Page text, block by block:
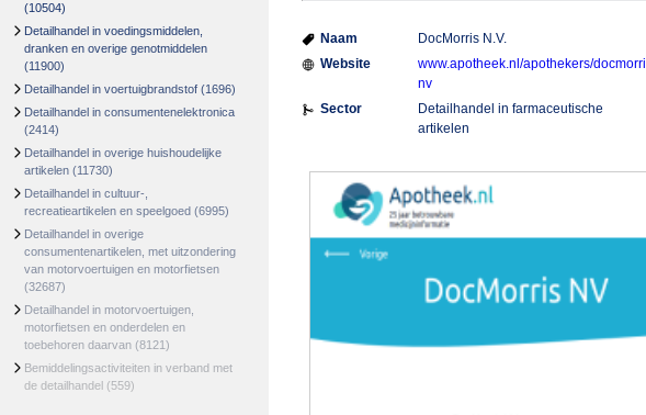
(10504)
Detailhandel in voedingsmiddelen,
dranken en overige genotmiddelen
(11900)
Detailhandel in voertuigbrandstof (1696)
Detailhandel in consumentenelektronica
(2414)
Detailhandel in overige huishoudelijke
artikelen (11730)
Detailhandel in cultuur-,
recreatieartikelen en speelgoed (6995)
Detailhandel in overige
consumentenartikelen, met uitzondering
van motorvoertuigen en motorfietsen
(32687)
Detailhandel in motorvoertuigen,
motorfietsen en onderdelen en
toebehoren daarvan (8121)
Bemiddelingsactiviteiten in verband met
de detailhandel (559)
Naam
DocMorris N.V.
Website
www.apotheek.nl/apothekers/
nv
Sector
Detailhandel in farmaceutische
artikelen